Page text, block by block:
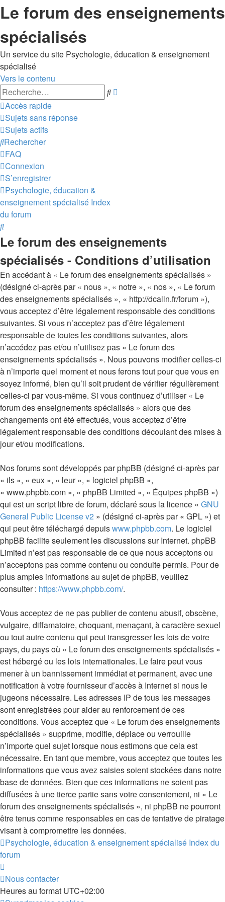
Le forum des enseignements
spécialisés
Un service du site Psychologie, éducation & enseignement
spécialisé
Vers le contenu
Rechercher
Accès rapide
Sujets sans réponse
Sujets actifs
Rechercher
FAQ
Connexion
S’enregistrer
Psychologie, éducation &
enseignement spécialisé Index
du forum
Rechercher
Le forum des enseignements
spécialisés - Conditions d’utilisation
En accédant à « Le forum des enseignements spécialisés »
(désigné ci-après par « nous », « notre », « nos », « Le forum
des enseignements spécialisés », « http://dcalin.fr/forum »),
vous acceptez d’être légalement responsable des conditions
suivantes. Si vous n’acceptez pas d’être légalement
responsable de toutes les conditions suivantes, alors
n’accédez pas et/ou n’utilisez pas « Le forum des
enseignements spécialisés ». Nous pouvons modifier celles-ci
à n’importe quel moment et nous ferons tout pour que vous en
soyez informé, bien qu’il soit prudent de vérifier régulièrement
celles-ci par vous-même. Si vous continuez d’utiliser « Le
forum des enseignements spécialisés » alors que des
changements ont été effectués, vous acceptez d’être
légalement responsable des conditions découlant des mises à
jour et/ou modifications.
Nos forums sont développés par phpBB (désigné ci-après par
« ils », « eux », « leur », « logiciel phpBB »,
« www.phpbb.com », « phpBB Limited », « Équipes phpBB »)
qui est un script libre de forum, déclaré sous la licence « GNU
General Public License v2 » (désigné ci-après par « GPL ») et
qui peut être téléchargé depuiswww.phpbb.com. Le logiciel
phpBB facilite seulement les discussions sur Internet. phpBB
Limited n’est pas responsable de ce que nous acceptons ou
n’acceptons pas comme contenu ou conduite permis. Pour de
plus amples informations au sujet de phpBB, veuillez
consulter : https://www.phpbb.com/.
Vous acceptez de ne pas publier de contenu abusif, obscène,
vulgaire, diffamatoire, choquant, menaçant, à caractère sexuel
ou tout autre contenu qui peut transgresser les lois de votre
pays, du pays où « Le forum des enseignements spécialisés »
est hébergé ou les lois internationales. Le faire peut vous
mener à un bannissement immédiat et permanent, avec une
notification à votre fournisseur d’accès à Internet si nous le
jugeons nécessaire. Les adresses IP de tous les messages
sont enregistrées pour aider au renforcement de ces
conditions. Vous acceptez que « Le forum des enseignements
spécialisés » supprime, modifie, déplace ou verrouille
n’importe quel sujet lorsque nous estimons que cela est
nécessaire. En tant que membre, vous acceptez que toutes les
informations que vous avez saisies soient stockées dans notre
base de données. Bien que ces informations ne soient pas
diffusées à une tierce partie sans votre consentement, ni « Le
forum des enseignements spécialisés », ni phpBB ne pourront
être tenus comme responsables en cas de tentative de piratage
visant à compromettre les données.
Psychologie, éducation & enseignement spécialisé Index du
forum
Nous contacter
Heures au format UTC+02:00